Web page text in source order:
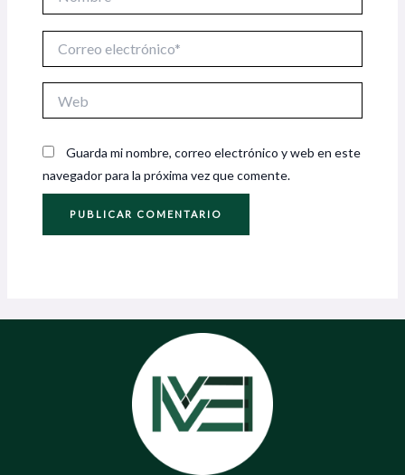
electrónico*
Guarda mi nombre, correo electrónico y web en este
navegador para la próxima vez que comente.